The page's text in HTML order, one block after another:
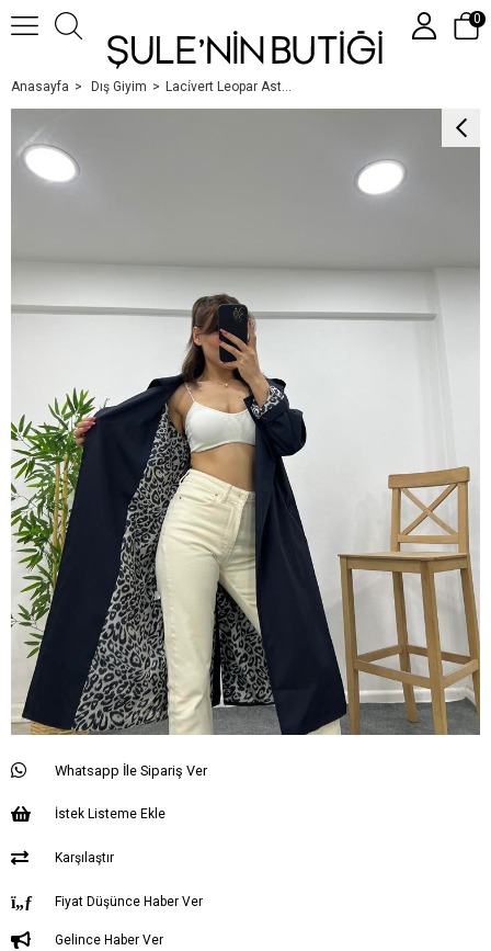
Üye Girişi
0
Anasayfa Dış Giyim Laci̇vert Leopar Astarli Trençkot
Whatsapp İle Sipariş Ver
İstek Listeme Ekle
Karşılaştır
Fiyat Düşünce Haber Ver
Gelince Haber Ver